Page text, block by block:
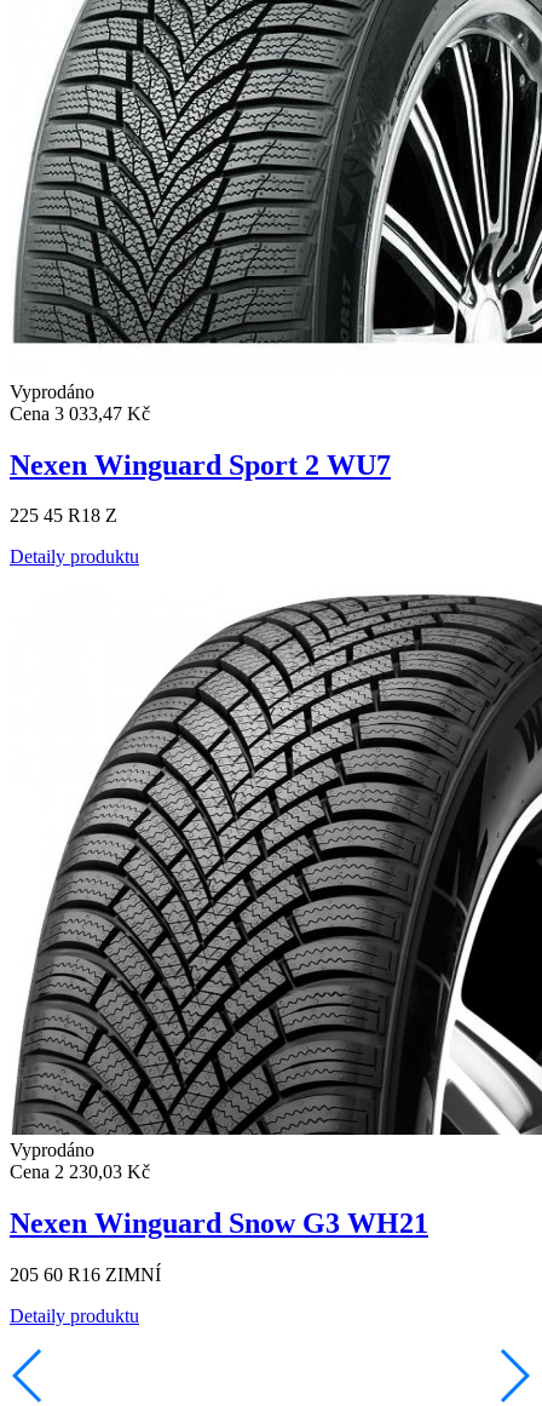
Vyprodáno
Cena 3 033,47 Kč
Nexen Winguard Sport 2 WU7
225 45 R18 Z
Detaily produktu
Vyprodáno
Cena 2 230,03 Kč
Nexen Winguard Snow G3 WH21
205 60 R16 ZIMNÍ
Detaily produktu